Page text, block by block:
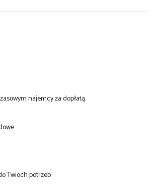
najemcy za dopłatą.
Twioch potrzeb